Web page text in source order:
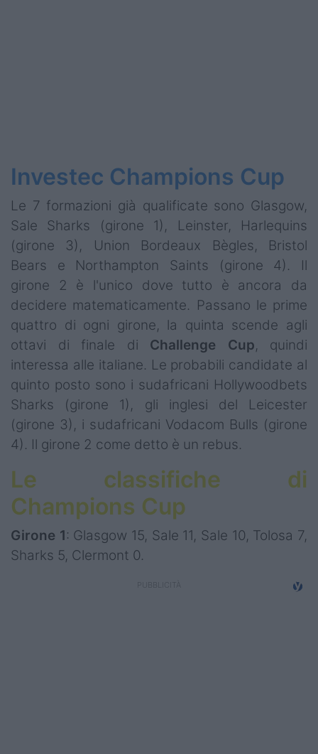
Investec Champions Cup
Le 7 formazioni già qualificate sono Glasgow,
Sale Sharks (girone 1), Leinster, Harlequins
(girone 3), Union Bordeaux Bègles, Bristol
Bears e Northampton Saints (girone 4). Il
girone 2 è l'unico dove tutto è ancora da
decidere matematicamente. Passano le prime
quattro di ogni girone, la quinta scende agli
ottavi di finale di Challenge Cup, quindi
interessa alle italiane. Le probabili candidate al
quinto posto sono i sudafricani Hollywoodbets
Sharks (girone 1), gli inglesi del Leicester
(girone 3), i sudafricani Vodacom Bulls (girone
4). Il girone 2 come detto è un rebus.
Le classifiche di
Champions Cup
Girone 1: Glasgow 15, Sale 11, Sale 10, Tolosa 7,
Sharks 5, Clermont 0.